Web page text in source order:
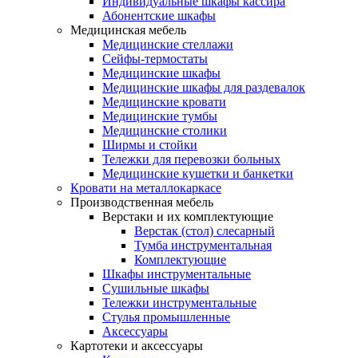
Абонентские шкафы
Медицинская мебель
Медицинские стеллажи
Сейфы-термостаты
Медицинские шкафы
Медицинские шкафы для раздевалок
Медицинские кровати
Медицинские тумбы
Медицинские столики
Ширмы и стойки
Тележки для перевозки больных
Медицинские кушетки и банкетки
Кровати на металлокаркасе
Производственная мебель
Верстаки и их комплектующие
Верстак (стол) слесарный
Тумба инструментальная
Комплектующие
Шкафы инструментальные
Сушильные шкафы
Тележки инструментальные
Стулья промышленные
Аксессуары
Картотеки и аксессуары